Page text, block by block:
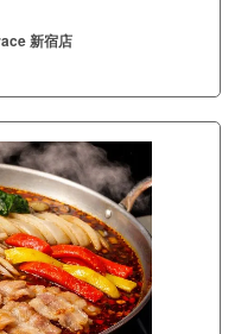
新宿店